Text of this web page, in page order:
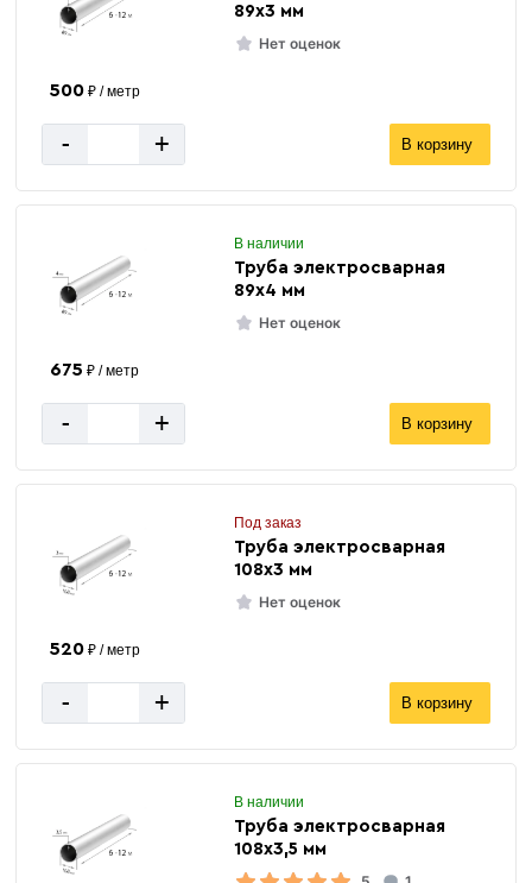
89х3 мм
Нет оценок
500 ₽ / метр
- + В корзину
В наличии
Труба электросварная
89х4 мм
Нет оценок
675 ₽ / метр
- + В корзину
Под заказ
Труба электросварная
108х3 мм
Нет оценок
520 ₽ / метр
- + В корзину
В наличии
Труба электросварная
108х3,5 мм